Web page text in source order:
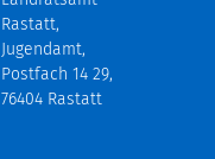
Rastatt,
Jugendamt,
Postfach 14 29,
76404 Rastatt